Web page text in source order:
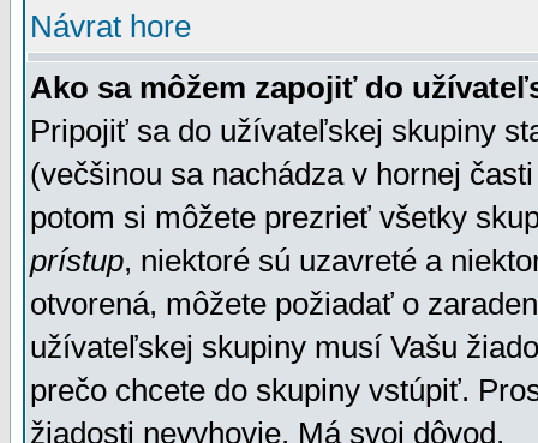
Návrat hore
Ako sa môžem zapojiť do
Pripojiť sa do užívateľskej skupiny
(večšinou sa nachádza v hornej
potom si môžete prezrieť všetky
prístup, niektoré sú uzavreté a
otvorená, môžete požiadať o
užívateľskej skupiny musí Vašu
prečo chcete do skupiny vstúpiť.
žiadosti nevyhovie. Má svoj dôvod.